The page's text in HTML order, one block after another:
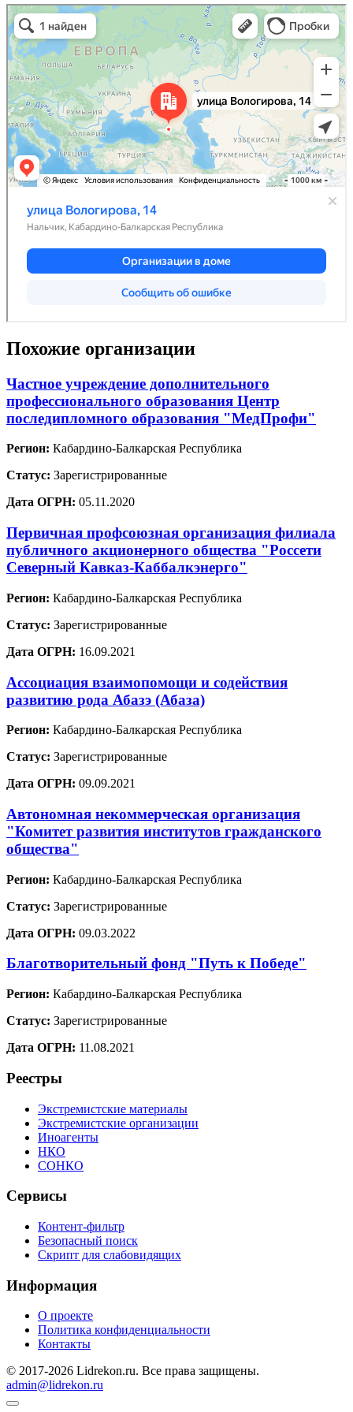
Похожие организации
Частное учреждение дополнительного
профессионального образования Центр
последипломного образования "МедПрофи"
Регион: Кабардино-Балкарская Республика
Статус: Зарегистрированные
Дата ОГРН: 05.11.2020
Первичная профсоюзная организация филиала
публичного акционерного общества "Россети
Северный Кавказ-Каббалкэнерго"
Регион: Кабардино-Балкарская Республика
Статус: Зарегистрированные
Дата ОГРН: 16.09.2021
Ассоциация взаимопомощи и содействия
развитию рода Абазэ (Абаза)
Регион: Кабардино-Балкарская Республика
Статус: Зарегистрированные
Дата ОГРН: 09.09.2021
Автономная некоммерческая организация
"Комитет развития институтов гражданского
общества"
Регион: Кабардино-Балкарская Республика
Статус: Зарегистрированные
Дата ОГРН: 09.03.2022
Благотворительный фонд "Путь к Победе"
Регион: Кабардино-Балкарская Республика
Статус: Зарегистрированные
Дата ОГРН: 11.08.2021
Реестры
Экстремистские материалы
Экстремистские организации
Иноагенты
НКО
СОНКО
Сервисы
Контент-фильтр
Безопасный поиск
Скрипт для слабовидящих
Информация
О проекте
Политика конфиденциальности
Контакты
© 2017-2026 Lidrekon.ru. Все права защищены.
admin@lidrekon.ru